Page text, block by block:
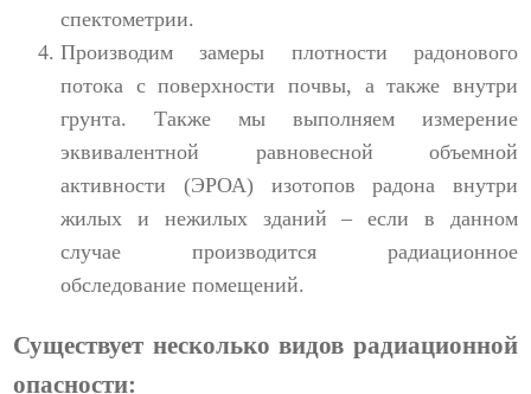
спектометрии.
Производим замеры плотности радонового
потока с поверхности почвы, а также внутри
грунта. Также мы выполняем измерение
эквивалентной равновесной объемной
активности (ЭРОА) изотопов радона внутри
жилых и нежилых зданий – если в данном
случае производится радиационное
обследование помещений.
Существует несколько видов радиационной
опасности: